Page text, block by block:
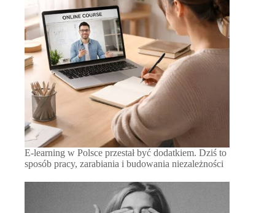
E-learning w Polsce przestał być dodatkiem. Dziś to
sposób pracy, zarabiania i budowania niezależności